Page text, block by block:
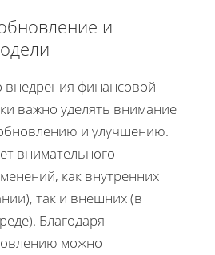
и
внедрения финансовой
важно уделять внимание
и улучшению.
внимательного
как внутренних
так и внешних (в
Благодаря
можно